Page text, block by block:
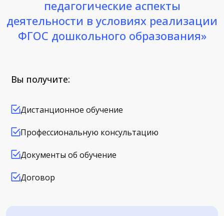
педагогические аспекты
деятельности в условиях реализации
ФГОС дошкольного образования»
Вы получите:
Дистанционное обучение
Профессиональную консультацию
Документы об обучение
Договор